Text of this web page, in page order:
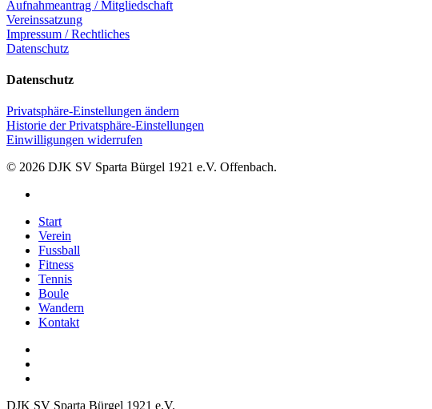
Aufnahmeantrag / Mitgliedschaft
Vereinssatzung
Impressum / Rechtliches
Datenschutz
Datenschutz
Privatsphäre-Einstellungen ändern
Historie der Privatsphäre-Einstellungen
Einwilligungen widerrufen
© 2026 DJK SV Sparta Bürgel 1921 e.V. Offenbach.
Close
Menu
Start
Verein
Fussball
Fitness
Tennis
Boule
Wandern
Kontakt
DJK SV Sparta Bürgel 1921 e.V.